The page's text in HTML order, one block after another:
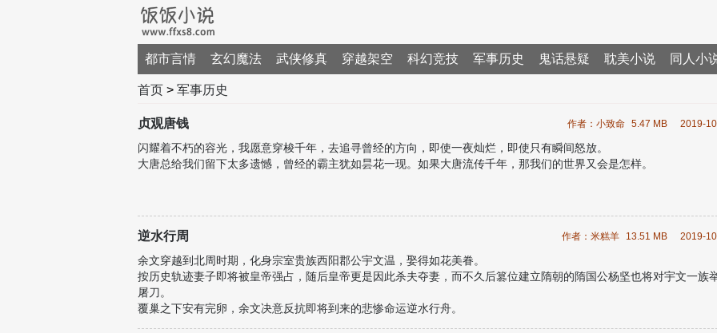
都市言情 玄幻魔法 武侠修真 穿越架空 科幻竞技 军事历史 鬼话悬疑 耽美小说 同人小
首页 > 军事历史
贞观唐钱 作者：小致命 5.47 MB 2019-
闪耀着不朽的容光，我愿意穿梭千年，去追寻曾经的方向，即使一夜灿烂，即使只有瞬间怒放。
大唐总给我们留下太多遗憾，曾经的霸主犹如昙花一现。如果大唐流传千年，那我们的世界又会是怎样。
逆水行周 作者：米糕羊 13.51 MB 2019-
余文穿越到北周时期，化身宗室贵族西阳郡公宇文温，娶得如花美眷。
按历史轨迹妻子即将被皇帝强占，随后皇帝更是因此杀夫夺妻，而不久后篡位建立隋朝的隋国公杨坚也将对宇文一族
屠刀。
覆巢之下安有完卵，余文决意反抗即将到来的悲惨命运逆水行舟。